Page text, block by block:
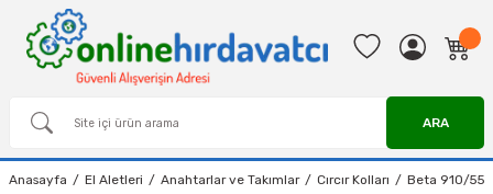
ARA
Anasayfa El Aletleri Anahtarlar ve Takımlar Cırcır Kolları Beta 910/55